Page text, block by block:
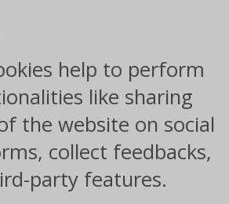
help to perform
like sharing
the website on social
collect feedbacks,
party features.